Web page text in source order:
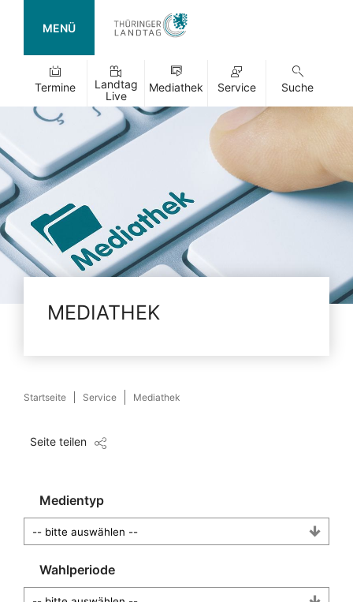
MENÜ
Termine
Landtag
Live
Mediathek Service Suche
MEDIATHEK
Startseite Service Mediathek
Seite teilen
Medientyp
Wahlperiode